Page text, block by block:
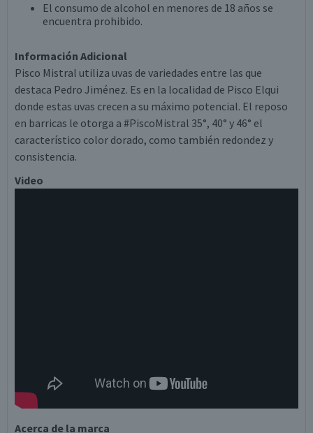
El consumo de alcohol en menores de 18 años se
encuentra prohibido.
Información Adicional
Pisco Mistral utiliza uvas de variedades entre las que
destaca Pedro Jiménez. Es en la localidad de Pisco Elqui
donde estas uvas crecen a su máximo potencial. El reposo
en barricas le otorga a #PiscoMistral 35°, 40° y 46° el
característico color dorado, como también redondez y
consistencia.
Video
Acerca de la marca